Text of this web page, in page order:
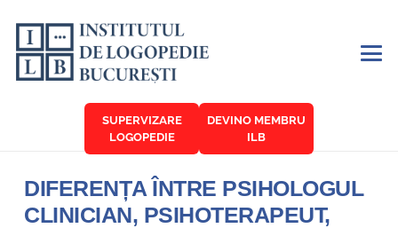
SUPERVIZARE
LOGOPEDIE
DEVINO MEMBRU
ILB
DIFERENȚA ÎNTRE PSIHOLOGUL
CLINICIAN, PSIHOTERAPEUT,